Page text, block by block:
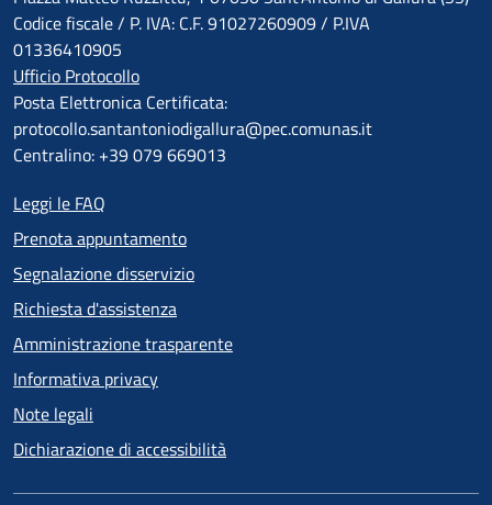
Codice fiscale / P. IVA: C.F. 91027260909 / P.IVA
01336410905
Ufficio Protocollo
Posta Elettronica Certificata:
protocollo.santantoniodigallura@pec.comunas.it
Centralino: +39 079 669013
Leggi le FAQ
Prenota appuntamento
Segnalazione disservizio
Richiesta d'assistenza
Amministrazione trasparente
Informativa privacy
Note legali
Dichiarazione di accessibilità